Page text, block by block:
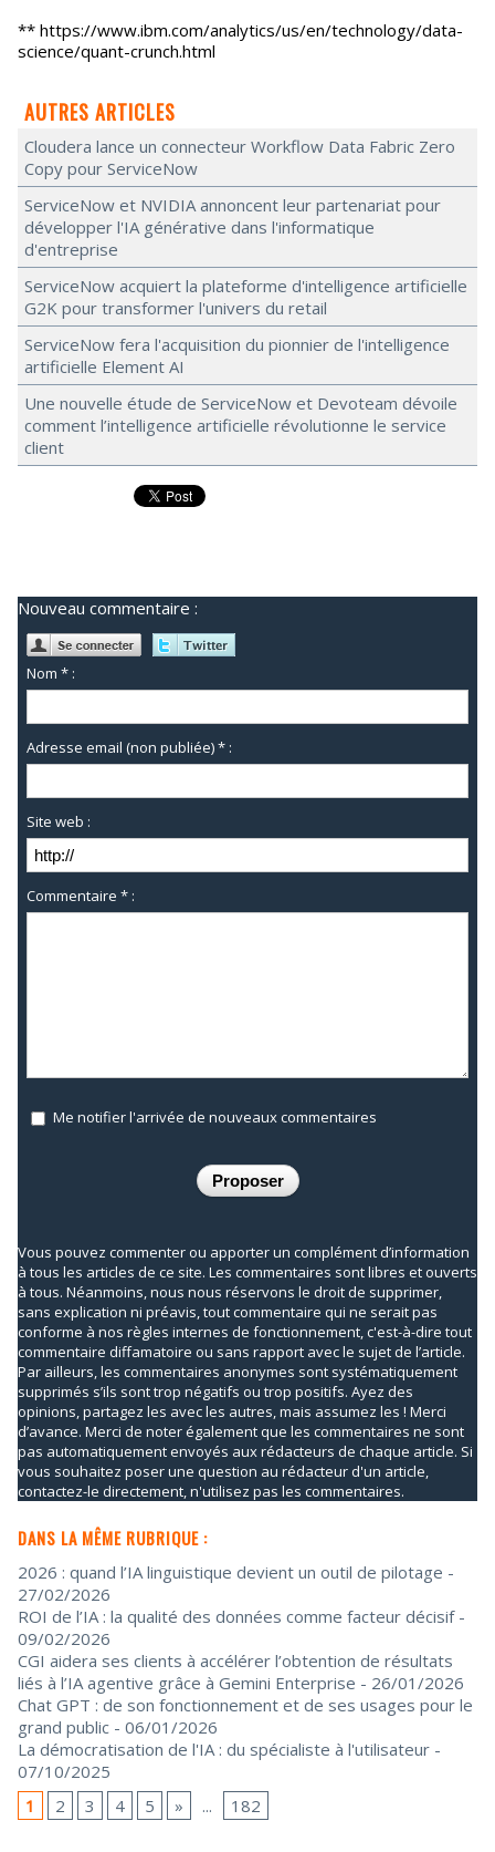
** https://www.ibm.com/analytics/us/en/technology/data-
science/quant-crunch.html
AUTRES ARTICLES
Cloudera lance un connecteur Workflow Data Fabric Zero
Copy pour ServiceNow
ServiceNow et NVIDIA annoncent leur partenariat pour
développer l'IA générative dans l'informatique
d'entreprise
ServiceNow acquiert la plateforme d'intelligence artificielle
G2K pour transformer l'univers du retail
ServiceNow fera l'acquisition du pionnier de l'intelligence
artificielle Element AI
Une nouvelle étude de ServiceNow et Devoteam dévoile
comment l’intelligence artificielle révolutionne le service
client
Nouveau commentaire :
Nom * :
Adresse email (non publiée) * :
Site web :
Commentaire * :
Me notifier l'arrivée de nouveaux commentaires
Vous pouvez commenter ou apporter un complément d’information
à tous les articles de ce site. Les commentaires sont libres et ouverts
à tous. Néanmoins, nous nous réservons le droit de supprimer,
sans explication ni préavis, tout commentaire qui ne serait pas
conforme à nos règles internes de fonctionnement, c'est-à-dire tout
commentaire diffamatoire ou sans rapport avec le sujet de l’article.
Par ailleurs, les commentaires anonymes sont systématiquement
supprimés s’ils sont trop négatifs ou trop positifs. Ayez des
opinions, partagez les avec les autres, mais assumez les ! Merci
d’avance. Merci de noter également que les commentaires ne sont
pas automatiquement envoyés aux rédacteurs de chaque article. Si
vous souhaitez poser une question au rédacteur d'un article,
contactez-le directement, n'utilisez pas les commentaires.
DANS LA MÊME RUBRIQUE :
2026 : quand l’IA linguistique devient un outil de pilotage -
27/02/2026
ROI de l’IA : la qualité des données comme facteur décisif -
09/02/2026
CGI aidera ses clients à accélérer l’obtention de résultats
liés à l’IA agentive grâce à Gemini Enterprise - 26/01/2026
Chat GPT : de son fonctionnement et de ses usages pour le
grand public - 06/01/2026
La démocratisation de l'IA : du spécialiste à l'utilisateur -
07/10/2025
1
2 3 4 5 » ... 182